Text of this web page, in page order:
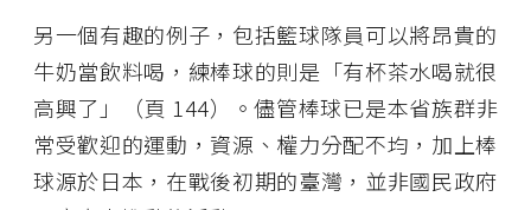
另一個有趣的例子，包括籃球隊員可以將昂貴的
牛奶當飲料喝，練棒球的則是「有杯茶水喝就很
高興了」（頁 144）。儘管棒球已是本省族群非
常受歡迎的運動，資源、權力分配不均，加上棒
球源於日本，在戰後初期的臺灣，並非國民政府